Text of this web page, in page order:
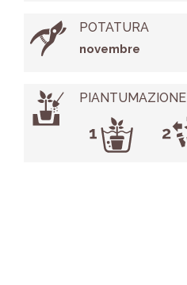
POTATURA
novembre
PIANTUMAZIONE